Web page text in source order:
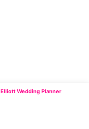
Elliott Wedding Planner